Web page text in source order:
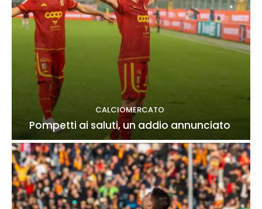
CALCIOMERCATO
Pompetti ai saluti, un addio annunciato